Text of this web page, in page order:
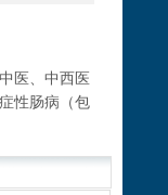
医、中西医
性肠病（包